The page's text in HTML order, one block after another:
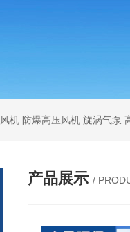
机 防爆高压风机 旋涡气泵
产品展示 /